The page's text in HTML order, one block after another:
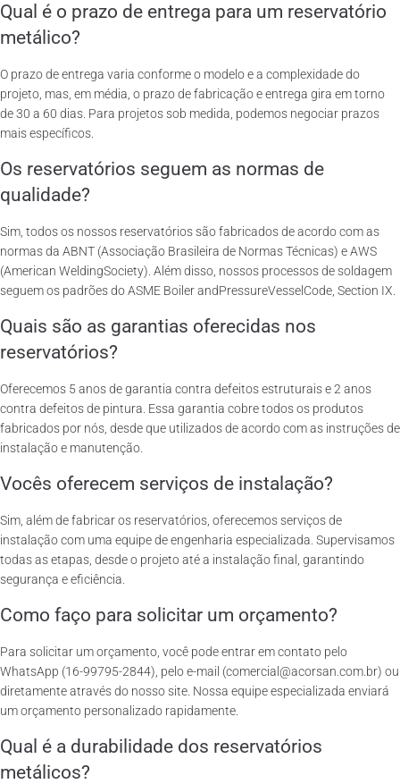
Qual é o prazo de entrega para um reservatório
metálico?
O prazo de entrega varia conforme o modelo e a complexidade do
projeto, mas, em média, o prazo de fabricação e entrega gira em torno
de 30 a 60 dias. Para projetos sob medida, podemos negociar prazos
mais específicos.
Os reservatórios seguem as normas de
qualidade?
Sim, todos os nossos reservatórios são fabricados de acordo com as
normas da ABNT (Associação Brasileira de Normas Técnicas) e AWS
(American WeldingSociety). Além disso, nossos processos de soldagem
seguem os padrões do ASME Boiler andPressureVesselCode, Section IX.
Quais são as garantias oferecidas nos
reservatórios?
Oferecemos 5 anos de garantia contra defeitos estruturais e 2 anos
contra defeitos de pintura. Essa garantia cobre todos os produtos
fabricados por nós, desde que utilizados de acordo com as instruções de
instalação e manutenção.
Vocês oferecem serviços de instalação?
Sim, além de fabricar os reservatórios, oferecemos serviços de
instalação com uma equipe de engenharia especializada. Supervisamos
todas as etapas, desde o projeto até a instalação final, garantindo
segurança e eficiência.
Como faço para solicitar um orçamento?
Para solicitar um orçamento, você pode entrar em contato pelo
WhatsApp (16-99795-2844), pelo e-mail (comercial@acorsan.com.br) ou
diretamente através do nosso site. Nossa equipe especializada enviará
um orçamento personalizado rapidamente.
Qual é a durabilidade dos reservatórios
metálicos?